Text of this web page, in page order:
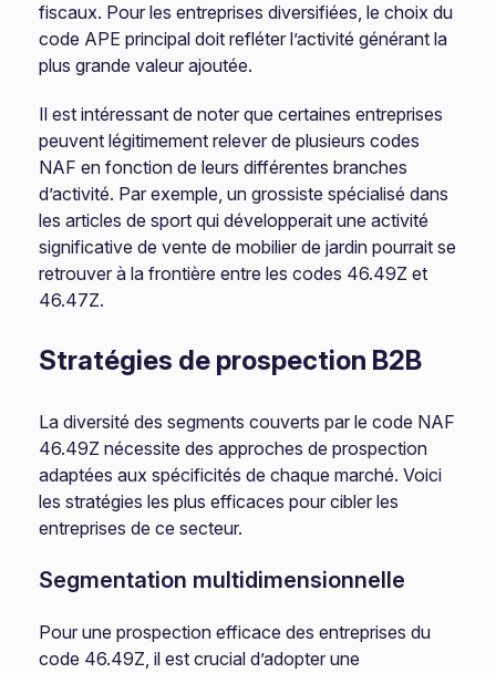
fiscaux. Pour les entreprises diversifiées, le choix du
code APE principal doit refléter l’activité générant la
plus grande valeur ajoutée.
Il est intéressant de noter que certaines entreprises
peuvent légitimement relever de plusieurs codes
NAF en fonction de leurs différentes branches
d’activité. Par exemple, un grossiste spécialisé dans
les articles de sport qui développerait une activité
significative de vente de mobilier de jardin pourrait se
retrouver à la frontière entre les codes 46.49Z et
46.47Z.
Stratégies de prospection B2B
La diversité des segments couverts par le code NAF
46.49Z nécessite des approches de prospection
adaptées aux spécificités de chaque marché. Voici
les stratégies les plus efficaces pour cibler les
entreprises de ce secteur.
Segmentation multidimensionnelle
Pour une prospection efficace des entreprises du
code 46.49Z, il est crucial d’adopter une